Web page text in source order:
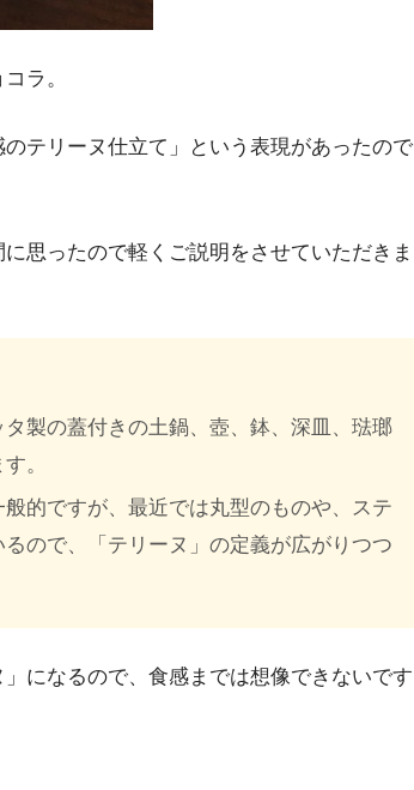
ラ。
テリーヌ仕立て」という表現があったので
思ったので軽くご説明をさせていただきま
製の蓋付きの土鍋、壺、鉢、深皿、琺瑯
。
的ですが、最近では丸型のものや、ステ
ので、「テリーヌ」の定義が広がりつつ
になるので、食感までは想像できないです